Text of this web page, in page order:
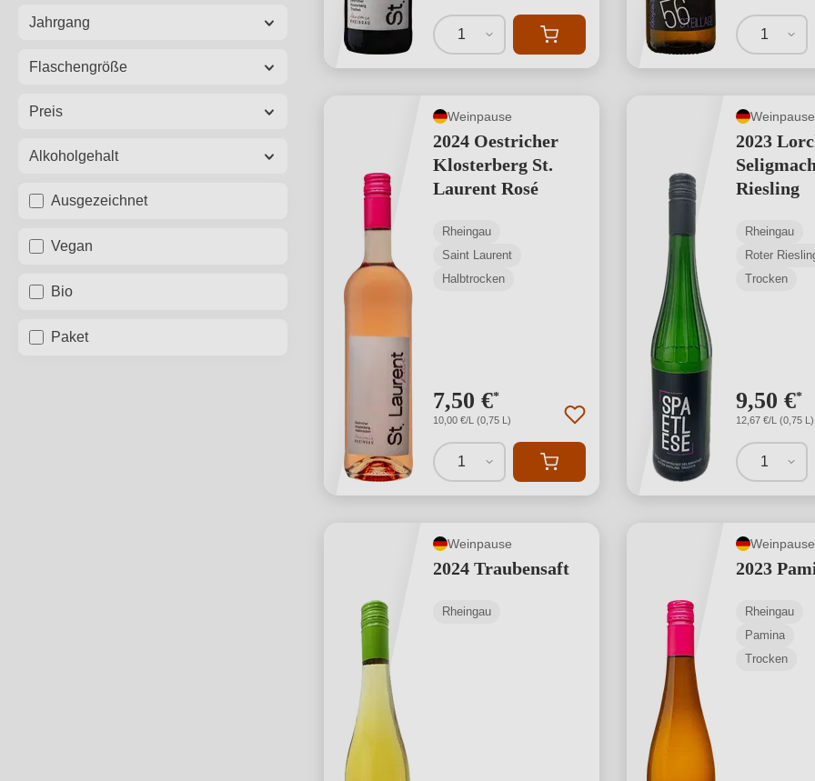
Jahrgang
Flaschengröße
Preis
Alkoholgehalt
Ausgezeichnet
Vegan
Bio
Paket
1 1
Weinpause
2024 Oestricher
Klosterberg St.
Laurent Rosé
Rheingau
Saint Laurent
Halbtrocken
7,50 €*
10,00 €/L (0,75 L)
1
Weinpause
2023
Riesling
Rheingau
Roter
Trocken
9,50 €*
12,67 €/L (0,75 L)
1
Weinpause
2024 Traubensaft
Rheingau
Weinpause
2023
Rheingau
Pamina
Trocken